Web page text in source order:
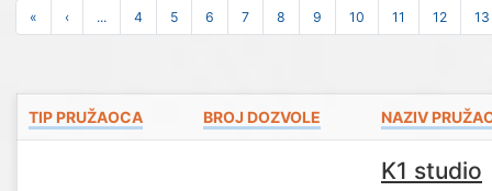
« ‹ ... 4 5 6 7 8 9 10 11 12 13
TIP PRUŽAOCA BROJ DOZVOLE NAZIV
K1 studio